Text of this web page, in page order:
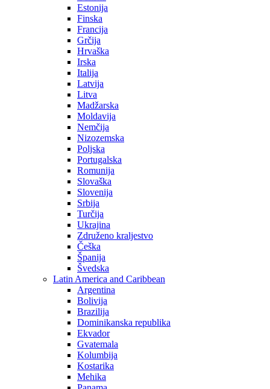
Estonija
Finska
Francija
Grčija
Hrvaška
Irska
Italija
Latvija
Litva
Madžarska
Moldavija
Nemčija
Nizozemska
Poljska
Portugalska
Romunija
Slovaška
Slovenija
Srbija
Turčija
Ukrajina
Združeno kraljestvo
Češka
Španija
Švedska
Latin America and Caribbean
Argentina
Bolivija
Brazilija
Dominikanska republika
Ekvador
Gvatemala
Kolumbija
Kostarika
Mehika